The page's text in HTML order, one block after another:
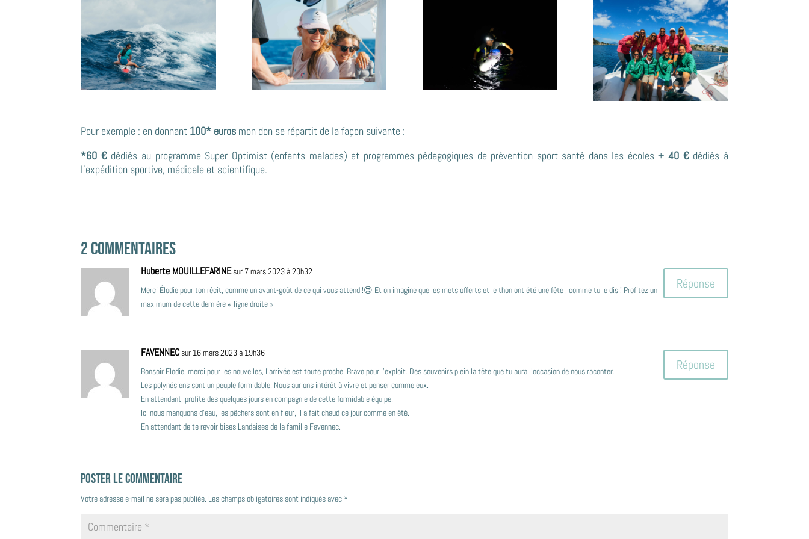
Pour exemple : en donnant 100* euros mon don se répartit de la façon suivante :
*60 €dédiés au programme Super Optimist (enfants malades) et programmes pédagogiques de prévention sport santé dans les écoles +40 €dédiés à
l’expédition sportive, médicale et scientifique.
2 Commentaires
Huberte MOUILLEFARINEsur 7 mars 2023 à 20h32
Merci Élodie pour ton récit, comme un avant-goût de ce qui vous attend !😍 Et on imagine que les mets offerts et le thon ont été une fête , comme tu le dis ! Profitez un
maximum de cette dernière « ligne droite »
Réponse
FAVENNEC sur 16 mars 2023 à 19h36
Bonsoir Elodie, merci pour les nouvelles, l’arrivée est toute proche. Bravo pour l’exploit. Des souvenirs plein la tête que tu aura l’occasion de nous raconter.
Les polynésiens sont un peuple formidable. Nous aurions intérêt à vivre et penser comme eux.
En attendant, profite des quelques jours en compagnie de cette formidable équipe.
Ici nous manquons d’eau, les pêchers sont en fleur, il a fait chaud ce jour comme en été.
En attendant de te revoir bises Landaises de la famille Favennec.
Réponse
Poster le commentaire
Votre adresse e-mail ne sera pas publiée. Les champs obligatoires sont indiqués avec *